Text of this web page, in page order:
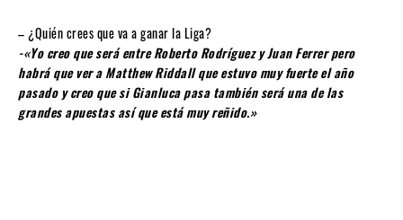
– ¿Quién crees que va a ganar la Liga?
-«Yo creo que será entre Roberto Rodríguez y Juan Ferrer pero
habrá que ver a Matthew Riddall que estuvo muy fuerte el año
pasado y creo que si Gianluca pasa también será una de las
grandes apuestas así que está muy reñido.»